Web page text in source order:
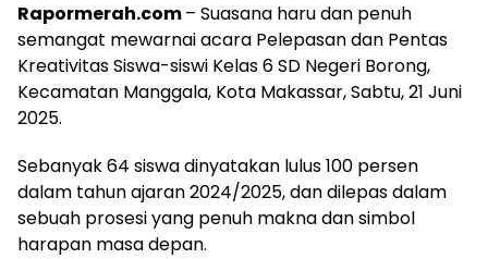
Rapormerah.com– Suasana haru dan penuh
semangat mewarnai acara Pelepasan dan Pentas
Kreativitas Siswa-siswi Kelas 6 SD Negeri Borong,
Kecamatan Manggala, Kota Makassar, Sabtu, 21 Juni
2025.
Sebanyak 64 siswa dinyatakan lulus 100 persen
dalam tahun ajaran 2024/2025, dan dilepas dalam
sebuah prosesi yang penuh makna dan simbol
harapan masa depan.